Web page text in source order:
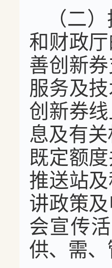
（二
和财政
善创新
服务及
创新券
息及有
既定额
推送站
讲政策
会宣传
供、需